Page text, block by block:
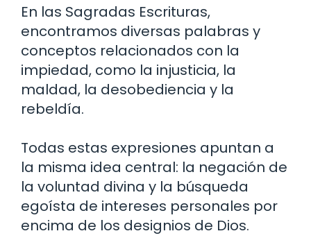
En las Sagradas Escrituras,
encontramos diversas palabras y
conceptos relacionados con la
impiedad, como la injusticia, la
maldad, la desobediencia y la
rebeldía.
Todas estas expresiones apuntan a
la misma idea central: la negación de
la voluntad divina y la búsqueda
egoísta de intereses personales por
encima de los designios de Dios.